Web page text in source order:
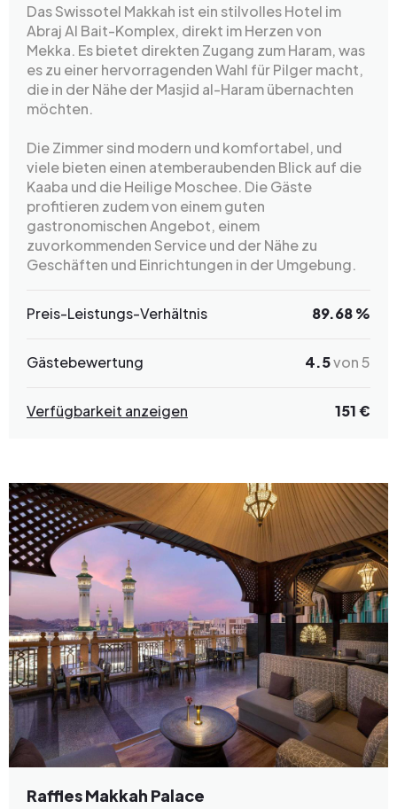
Das Swissotel Makkah ist ein stilvolles Hotel im
Abraj Al Bait-Komplex, direkt im Herzen von
Mekka. Es bietet direkten Zugang zum Haram, was
es zu einer hervorragenden Wahl für Pilger macht,
die in der Nähe der Masjid al-Haram übernachten
möchten.
Die Zimmer sind modern und komfortabel, und
viele bieten einen atemberaubenden Blick auf die
Kaaba und die Heilige Moschee. Die Gäste
profitieren zudem von einem guten
gastronomischen Angebot, einem
zuvorkommenden Service und der Nähe zu
Geschäften und Einrichtungen in der Umgebung.
Preis-Leistungs-Verhältnis 89.68 %
Gästebewertung 4.5von 5
Verfügbarkeit anzeigen 151 €
Raffles Makkah Palace